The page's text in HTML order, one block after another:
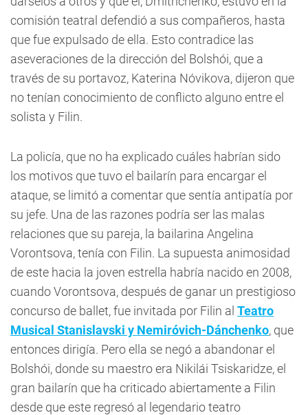
comisión teatral defendió a sus compañeros, hasta
que fue expulsado de ella. Esto contradice las
aseveraciones de la dirección del Bolshói, que a
través de su portavoz, Katerina Nóvikova, dijeron que
no tenían conocimiento de conflicto alguno entre el
solista y Filin.
La policía, que no ha explicado cuáles habrían sido
los motivos que tuvo el bailarín para encargar el
ataque, se limitó a comentar que sentía antipatía por
su jefe. Una de las razones podría ser las malas
relaciones que su pareja, la bailarina Angelina
Vorontsova, tenía con Filin. La supuesta animosidad
de este hacia la joven estrella habría nacido en 2008,
cuando Vorontsova, después de ganar un prestigioso
concurso de ballet, fue invitada por Filin al Teatro
Musical Stanislavski y Nemiróvich-Dánchenko, que
entonces dirigía. Pero ella se negó a abandonar el
Bolshói, donde su maestro era Nikilái Tsiskaridze, el
gran bailarín que ha criticado abiertamente a Filin
desde que este regresó al legendario teatro